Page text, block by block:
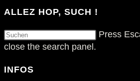
ALLEZ HOP, SUCH !
Press
close the search panel.
INFOS